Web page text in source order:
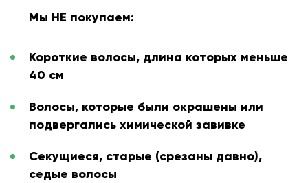
Мы НЕ покупаем:
Короткие волосы, длина которых меньше
40 см
Волосы, которые были окрашены или
подвергались химической завивке
Секущиеся, старые (срезаны давно),
седые волосы